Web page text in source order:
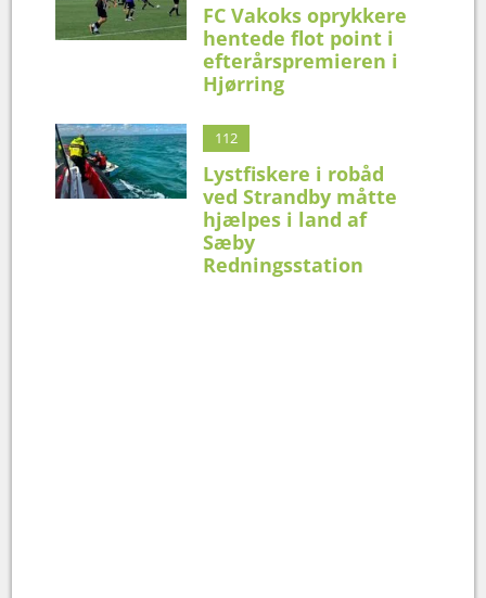
FC Vakoks oprykkere
hentede flot point i
efterårspremieren i
Hjørring
112
Lystfiskere i robåd
ved Strandby måtte
hjælpes i land af
Sæby
Redningsstation